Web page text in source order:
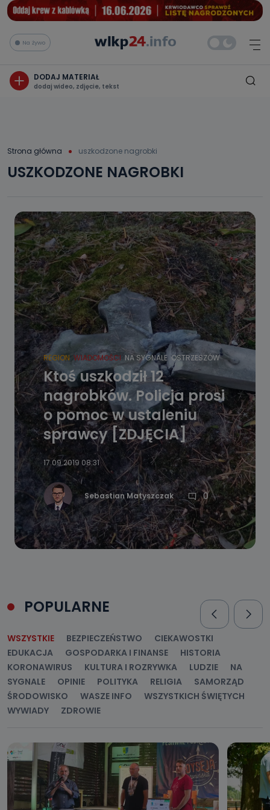
Na żywo
DODAJ MATERIAŁ
dodaj wideo, zdjęcie, tekst
Strona główna uszkodzone nagrobki
USZKODZONE NAGROBKI
REGION WIADOMOŚCI NA SYGNALE OSTRZESZÓW
Ktoś uszkodził 12
nagrobków. Policja prosi
o pomoc w ustaleniu
sprawcy [ZDJĘCIA]
17.09.2019 08:31
Sebastian Matyszczak 0
POPULARNE
WSZYSTKIE BEZPIECZEŃSTWO
CIEKAWOSTKI
EDUKACJA
GOSPODARKA I FINANSE
HISTORIA
KORONAWIRUS
KULTURA I ROZRYWKA LUDZIE
NA
SYGNALE
OPINIE POLITYKA RELIGIA
SAMORZĄD
ŚRODOWISKO
WASZE INFO
WSZYSTKICH ŚWIĘTYCH
WYWIADY
ZDROWIE